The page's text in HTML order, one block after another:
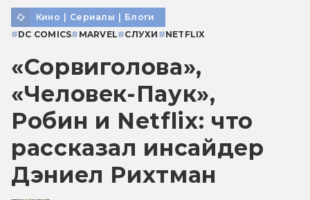
Кино | Сериалы | Блоги
#DC COMICS# MARVEL#СЛУХИ #NETFLIX
«Сорвиголова»,
«Человек-Паук»,
Робин и Netflix: что
рассказал инсайдер
Дэниел Рихтман